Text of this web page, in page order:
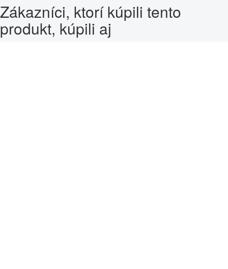
Zákazníci, ktorí kúpili tento
produkt, kúpili aj